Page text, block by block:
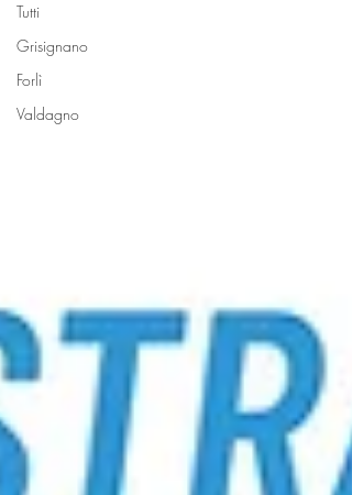
Tutti
Grisignano
Forlì
Valdagno